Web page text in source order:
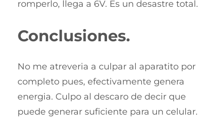
romperlo, llega a 6V. Es un desastre total.
Conclusiones.
No me atreveria a culpar al aparatito por
completo pues, efectivamente genera
energia. Culpo al descaro de decir que
puede generar suficiente para un celular.